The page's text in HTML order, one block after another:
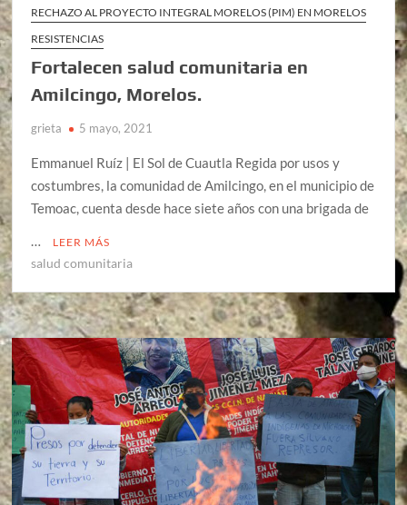
RECHAZO AL PROYECTO INTEGRAL MORELOS (PIM) EN MORELOS
RESISTENCIAS
Fortalecen salud comunitaria en
Amilcingo, Morelos.
grieta 5 mayo, 2021
Emmanuel Ruíz | El Sol de Cuautla Regida por usos y
costumbres, la comunidad de Amilcingo, en el municipio de
Temoac, cuenta desde hace siete años con una brigada de
…
LEER MÁS
salud comunitaria